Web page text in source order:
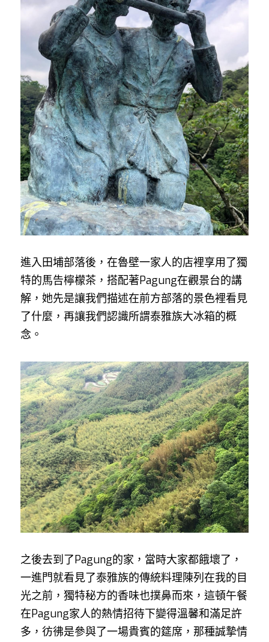
進入田埔部落後，在魯壁一家人的店裡享用了獨
特的馬告檸檬茶，搭配著Pagung在觀景台的講
解，她先是讓我們描述在前方部落的景色裡看見
了什麼，再讓我們認識所謂泰雅族大冰箱的概
念。
之後去到了Pagung的家，當時大家都餓壞了，
一進門就看見了泰雅族的傳統料理陳列在我的目
光之前，獨特秘方的香味也撲鼻而來，這頓午餐
在Pagung家人的熱情招待下變得溫馨和滿足許
多，彷彿是參與了一場貴賓的筵席，那種誠摯情